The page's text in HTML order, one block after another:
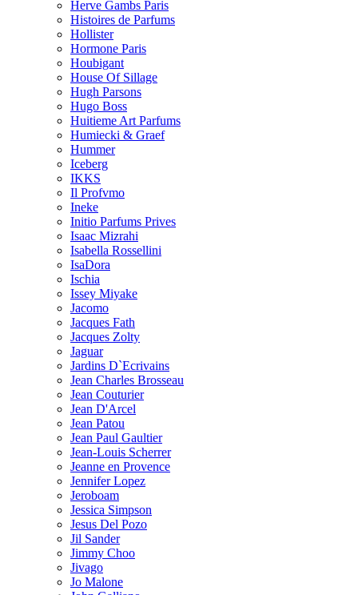
Herve Gambs Paris
Histoires de Parfums
Hollister
Hormone Paris
Houbigant
House Of Sillage
Hugh Parsons
Hugo Boss
Huitieme Art Parfums
Humiecki & Graef
Hummer
Iceberg
IKKS
Il Profvmo
Ineke
Initio Parfums Prives
Isaac Mizrahi
Isabella Rossellini
IsaDora
Ischia
Issey Miyake
Jacomo
Jacques Fath
Jacques Zolty
Jaguar
Jardins D`Ecrivains
Jean Charles Brosseau
Jean Couturier
Jean D'Arcel
Jean Patou
Jean Paul Gaultier
Jean-Louis Scherrer
Jeanne en Provence
Jennifer Lopez
Jeroboam
Jessica Simpson
Jesus Del Pozo
Jil Sander
Jimmy Choo
Jivago
Jo Malone